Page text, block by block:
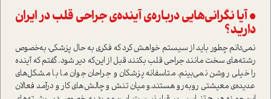
• آیا نگرانی‌هایی درباره‌ی آینده‌ی جراحی قلب در ایران
دارید؟
نمی‌دانم چطور باید از سیستم خواهش کرد که فکری به حال پزشکی، به‌خصوص
رشته‌های سخت مانند جراحی قلب بکنند قبل از این‌که دیر شود. گفتم که آینده
را خیلی روشن نمی‌بینم. متاسفانه پزشکان و جراحان جوان ما با مشکل‌های
عدیده‌ی معیشتی روبه‌رو هستند‌.و میان تنش و چالش‌های کار و در‌آمد فعالان